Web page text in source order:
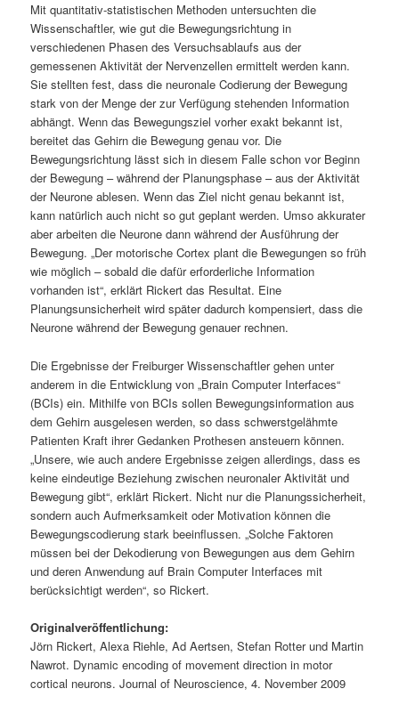
Mit quantitativ-statistischen Methoden untersuchten die
Wissenschaftler, wie gut die Bewegungsrichtung in
verschiedenen Phasen des Versuchsablaufs aus der
gemessenen Aktivität der Nervenzellen ermittelt werden kann.
Sie stellten fest, dass die neuronale Codierung der Bewegung
stark von der Menge der zur Verfügung stehenden Information
abhängt. Wenn das Bewegungsziel vorher exakt bekannt ist,
bereitet das Gehirn die Bewegung genau vor. Die
Bewegungsrichtung lässt sich in diesem Falle schon vor Beginn
der Bewegung – während der Planungsphase – aus der Aktivität
der Neurone ablesen. Wenn das Ziel nicht genau bekannt ist,
kann natürlich auch nicht so gut geplant werden. Umso akkurater
aber arbeiten die Neurone dann während der Ausführung der
Bewegung. „Der motorische Cortex plant die Bewegungen so früh
wie möglich – sobald die dafür erforderliche Information
vorhanden ist“, erklärt Rickert das Resultat. Eine
Planungsunsicherheit wird später dadurch kompensiert, dass die
Neurone während der Bewegung genauer rechnen.
Die Ergebnisse der Freiburger Wissenschaftler gehen unter
anderem in die Entwicklung von „Brain Computer Interfaces“
(BCIs) ein. Mithilfe von BCIs sollen Bewegungsinformation aus
dem Gehirn ausgelesen werden, so dass schwerstgelähmte
Patienten Kraft ihrer Gedanken Prothesen ansteuern können.
„Unsere, wie auch andere Ergebnisse zeigen allerdings, dass es
keine eindeutige Beziehung zwischen neuronaler Aktivität und
Bewegung gibt“, erklärt Rickert. Nicht nur die Planungssicherheit,
sondern auch Aufmerksamkeit oder Motivation können die
Bewegungscodierung stark beeinflussen. „Solche Faktoren
müssen bei der Dekodierung von Bewegungen aus dem Gehirn
und deren Anwendung auf Brain Computer Interfaces mit
berücksichtigt werden“, so Rickert.
Originalveröffentlichung:
Jörn Rickert, Alexa Riehle, Ad Aertsen, Stefan Rotter und Martin
Nawrot. Dynamic encoding of movement direction in motor
cortical neurons. Journal of Neuroscience, 4. November 2009